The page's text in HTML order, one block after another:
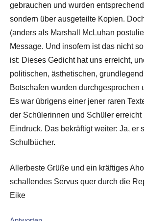
gebrauchen und wurden
sondern über ausgeteilte Kopien.
(anders als Marshall McLuhan
Message. Und insofern ist das nicht
ist: Dieses Gedicht hat uns erreicht,
politischen, ästhetischen,
Botschafen wurden durchgesprochen
Es war übrigens einer jener raren
der Schülerinnen und Schüler erreicht
Eindruck. Das bekräftigt weiter: Ja, er
Schulbücher.
Allerbeste Grüße und ein kräftiges
schallendes Servus quer durch die
Eike